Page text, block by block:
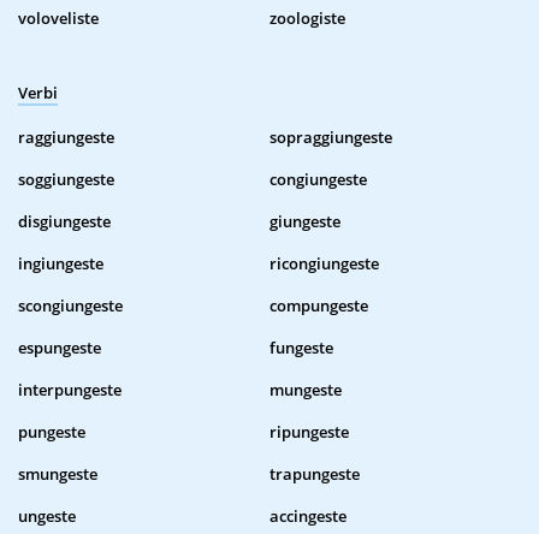
voloveliste
zoologiste
Verbi
raggiungeste
sopraggiungeste
soggiungeste
congiungeste
disgiungeste
giungeste
ingiungeste
ricongiungeste
scongiungeste
compungeste
espungeste
fungeste
interpungeste
mungeste
pungeste
ripungeste
smungeste
trapungeste
ungeste
accingeste